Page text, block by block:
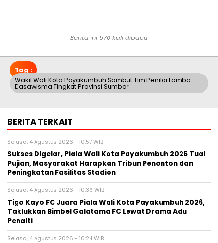
Berita ini 570 kali dibaca
Tag :
Wakil Wali Kota Payakumbuh Sambut Tim Penilai Lomba
Dasawisma Tingkat Provinsi Sumbar
BERITA TERKAIT
Selasa, 4 Agustus 2026 - 10:57 WIB
Sukses Digelar, Piala Wali Kota Payakumbuh 2026 Tuai
Pujian, Masyarakat Harapkan Tribun Penonton dan
Peningkatan Fasilitas Stadion
Selasa, 4 Agustus 2026 - 10:36 WIB
Tigo Kayo FC Juara Piala Wali Kota Payakumbuh 2026,
Taklukkan Bimbel Galatama FC Lewat Drama Adu
Penalti
Selasa, 4 Agustus 2026 - 10:24 WIB